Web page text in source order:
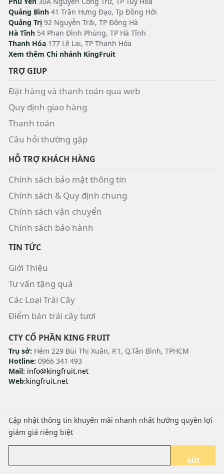
Quảng Bình 41 Trần Hưng Đạo, Tp Đồng Hới
Quảng Trị 92 Nguyễn Trãi, TP Đông Hà
Hà Tĩnh 54 Phan Đình Phùng, TP Hà Tĩnh
Thanh Hóa 177 Lê Lai, TP Thanh Hóa
Xem thêm Chi nhánh KingFruit
TRỢ GIÚP
Đặt hàng và thanh toán qua web
Quy định giao hàng
Thanh toán
Câu hỏi thường gặp
HỖ TRỢ KHÁCH HÀNG
Chính sách bảo mật thông tin
Chính sách & Quy định chung
Chính sách vận chuyển
Chính sách bảo hành
TIN TỨC
Giới Thiệu
Tư vấn tặng quà
Các Loại Trái Cây
Điểm bán trái cây tươi
CTY CỔ PHẦN KING FRUIT
Trụ sở: Hẻm 229 Bùi Thị Xuân, P.1, Q.Tân Bình, TPHCM
Hotline: 0966 341 493
Mail: info@kingfruit.net
Web:kingfruit.net
Cập nhật thông tin khuyến mãi nhanh nhất hưởng quyền lợi
giảm giá riêng biệt
GỬI